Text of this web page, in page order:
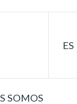
ES
SOMOS